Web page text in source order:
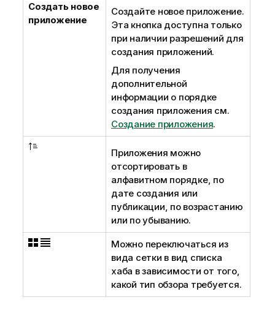
Создать новое
приложение
Создайте новое приложение.
Эта кнопка доступна только
при наличии разрешений для
создания приложений.
Для получения
дополнительной
информации о порядке
создания приложения см.
Создание приложения.
Приложения можно
отсортировать в
алфавитном порядке, по
дате создания или
публикации, по возрастанию
или по убыванию.
Можно переключаться из
вида сетки в вид списка
хаба в зависимости от того,
какой тип обзора требуется.